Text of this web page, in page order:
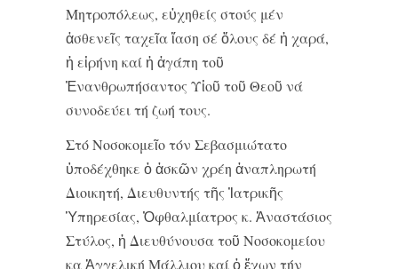
Μητροπόλεως, εὐχηθείς στούς μέν
ἀσθενεῖς ταχεῖα ἴαση σέ ὅλους δέ ἡ χαρά,
ἡ εἰρήνη καί ἡ ἀγάπη τοῦ
Ἐνανθρωπήσαντος Υἱοῦ τοῦ Θεοῦ νά
συνοδεύει τή ζωή τους.
Στό Νοσοκομεῖο τόν Σεβασμιώτατο
ὑποδέχθηκε ὁ ἀσκῶν χρέη ἀναπληρωτή
Διοικητή, Διευθυντής τῆς Ἰατρικῆς
Ὑπηρεσίας, Ὀφθαλμίατρος κ. Ἀναστάσιος
Στύλος, ἡ Διευθύνουσα τοῦ Νοσοκομείου
κα Ἀγγελική Μάλλιου καί ὁ ἔχων τήν